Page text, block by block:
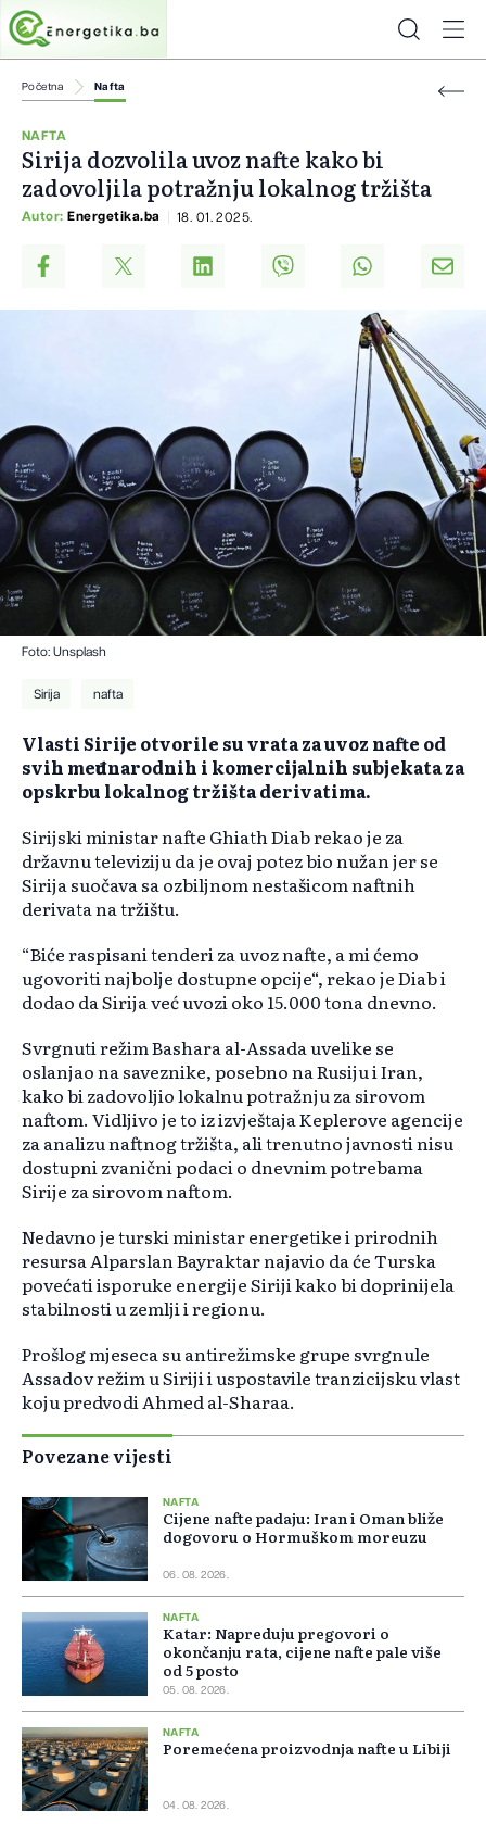
Početna Nafta
NAFTA
Sirija dozvolila uvoz nafte kako bi
zadovoljila potražnju lokalnog tržišta
Autor: Energetika.ba 18. 01. 2025.
Foto: Unsplash
Sirija nafta
Vlasti Sirije otvorile su vrata za uvoz nafte od
svih međunarodnih i komercijalnih subjekata za
opskrbu lokalnog tržišta derivatima.
Sirijski ministar nafte Ghiath Diab rekao je za
državnu televiziju da je ovaj potez bio nužan jer se
Sirija suočava sa ozbiljnom nestašicom naftnih
derivata na tržištu.
“Biće raspisani tenderi za uvoz nafte, a mi ćemo
ugovoriti najbolje dostupne opcije“, rekao je Diab i
dodao da Sirija već uvozi oko 15.000 tona dnevno.
Svrgnuti režim Bashara al-Assada uvelike se
oslanjao na saveznike, posebno na Rusiju i Iran,
kako bi zadovoljio lokalnu potražnju za sirovom
naftom. Vidljivo je to iz izvještaja Keplerove agencije
za analizu naftnog tržišta, ali trenutno javnosti nisu
dostupni zvanični podaci o dnevnim potrebama
Sirije za sirovom naftom.
Nedavno je turski ministar energetike i prirodnih
resursa Alparslan Bayraktar najavio da će Turska
povećati isporuke energije Siriji kako bi doprinijela
stabilnosti u zemlji i regionu.
Prošlog mjeseca su antirežimske grupe svrgnule
Assadov režim u Siriji i uspostavile tranzicijsku vlast
koju predvodi Ahmed al-Sharaa.
Povezane vijesti
NAFTA
Cijene nafte padaju: Iran i Oman bliže
dogovoru o Hormuškom moreuzu
06. 08. 2026.
NAFTA
Katar: Napreduju pregovori o
okončanju rata, cijene nafte pale više
od 5 posto
05. 08. 2026.
NAFTA
Poremećena proizvodnja nafte u Libiji
04. 08. 2026.